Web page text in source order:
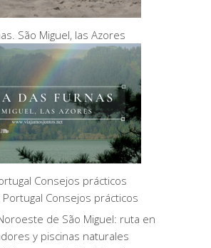
São Miguel, las Azores
Consejos prácticos
de São Miguel: ruta en
y piscinas naturales